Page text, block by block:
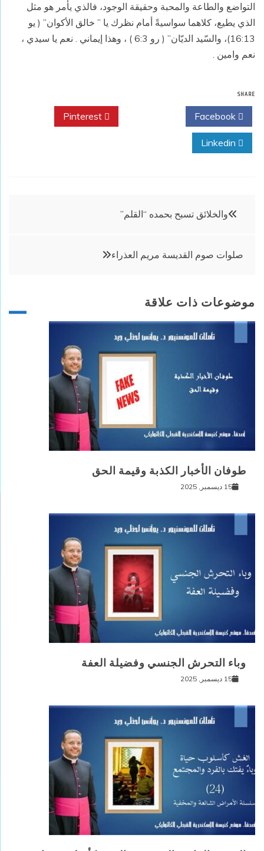
التواضع والطاعة والمحبة وحقيقة الوجود، فالذي يأمر هو مثل
الذي يطيع، كلاهما سواسيةً أمام نظرك يا ” خالق الأكوان” ( يو
16:13)، والسّيد الديّان” ( رو 6:3 ) ، وهذا إيماني . نعم يا سيدي ،
نعم وامين .
SHARE
تصفّح
والخلائق تسبح بحمده “القلم”
صلوات صوم القديسة مريم العذراء
موضوعات ذات علاقة
طوفان الأخبار الكذبة وقيمة الحق
15 ديسمبر, 2025
وباء التحرش الجنسي وفضيلة العفة
15 ديسمبر, 2025